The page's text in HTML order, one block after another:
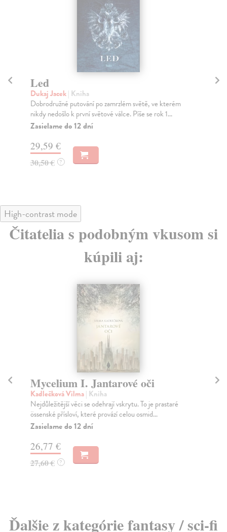
Led
Dukaj Jacek| Kniha
Dobrodružné putování po zamrzlém světě, ve kterém
nikdy nedošlo k první světové válce. Píše se rok 1...
Zasielame do 12 dní
29,59 €
30,50 € ?
High-contrast mode
Čitatelia s podobným vkusom si
kúpili aj:
Mycelium I. Jantarové oči
Kadlečková Vilma| Kniha
Nejdůležitější věci se odehrají vskrytu. To je prastaré
össenské přísloví, které provází celou osmid...
Zasielame do 12 dní
26,77 €
27,60 € ?
Ďalšie z kategórie fantasy / sci-fi